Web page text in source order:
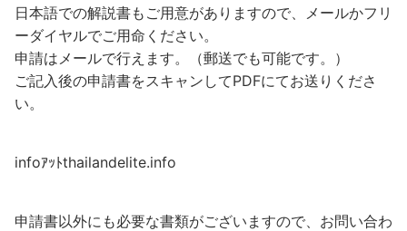
日本語での解説書もご用意がありますので、メールかフリ
ーダイヤルでご用命ください。
申請はメールで行えます。（郵送でも可能です。）
ご記入後の申請書をスキャンしてPDFにてお送りくださ
い。
infoｱｯﾄthailandelite.info
申請書以外にも必要な書類がございますので、お問い合わ